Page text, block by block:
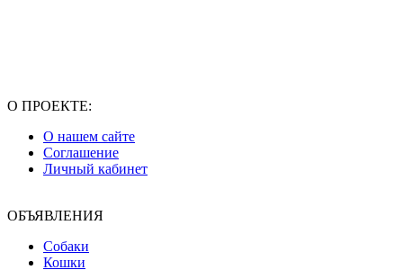
О ПРОЕКТЕ:
О нашем сайте
Соглашение
Личный кабинет
ОБЪЯВЛЕНИЯ
Собаки
Кошки